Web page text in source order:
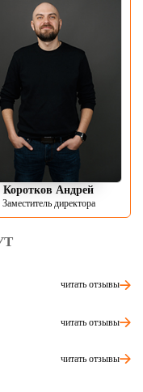
Коротков Андрей
Заместитель директора
читать отзывы
читать отзывы
читать отзывы